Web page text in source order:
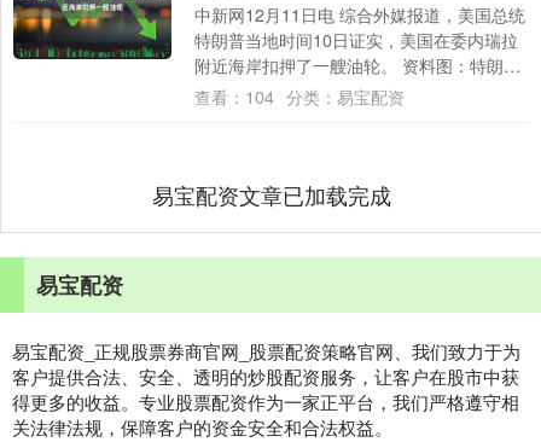
中新网12月11日电 综合外媒报道，美国总统
特朗普当地时间10日证实，美国在委内瑞拉
附近海岸扣押了一艘油轮。 资料图：特朗普
据报道，特朗普称：“我们刚刚在委内....
查看： 104 分类： 易宝配资
易宝配资文章已加载完成
易宝配资
易宝配资_正规股票券商官网_股票配资策略官网、我们致力于为
客户提供合法、安全、透明的炒股配资服务，让客户在股市中获
得更多的收益。专业股票配资作为一家正平台，我们严格遵守相
关法律法规，保障客户的资金安全和合法权益。